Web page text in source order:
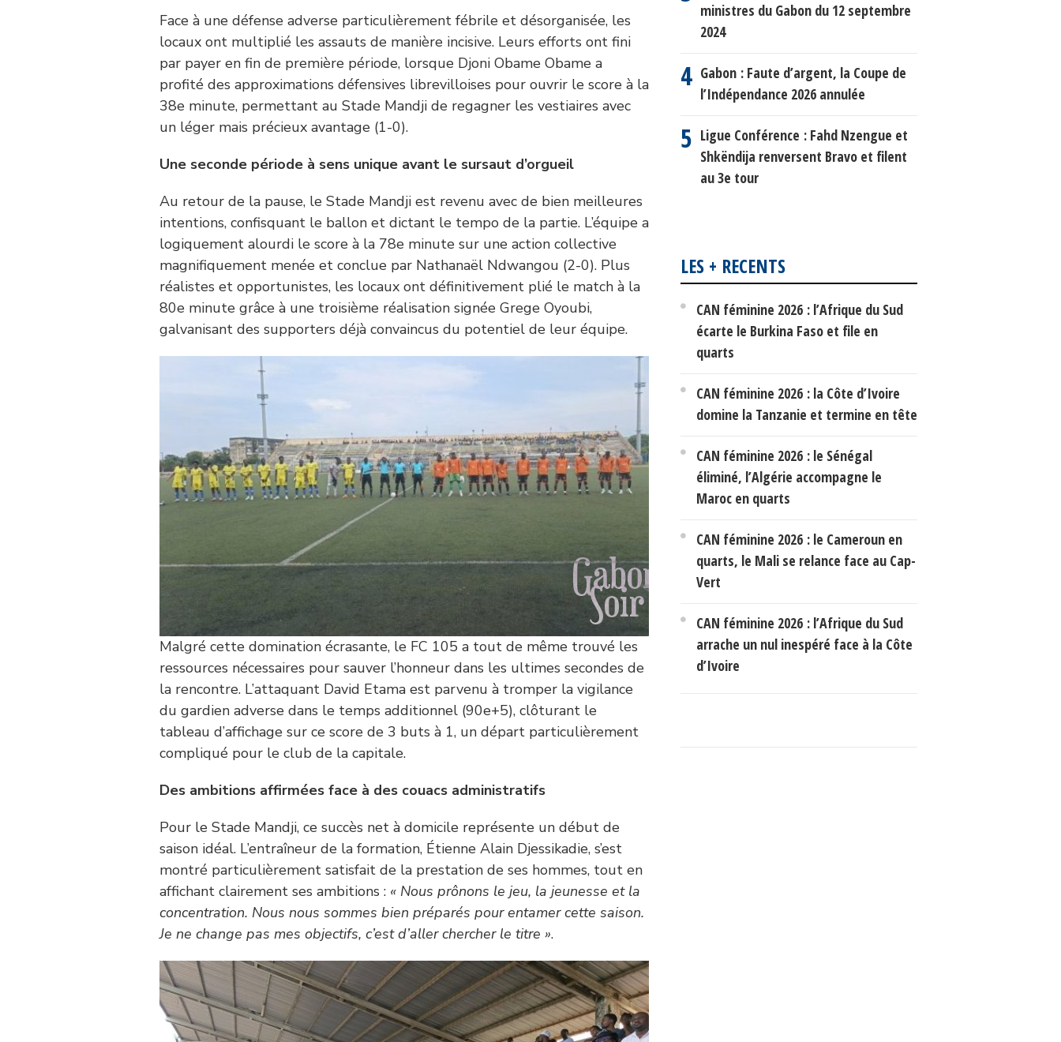
Face à une défense adverse particulièrement fébrile et désorganisée, les
locaux ont multiplié les assauts de manière incisive. Leurs efforts ont fini
par payer en fin de première période, lorsque Djoni Obame Obame a
profité des approximations défensives librevilloises pour ouvrir le score à la
38e minute, permettant au Stade Mandji de regagner les vestiaires avec
un léger mais précieux avantage (1-0).
Une seconde période à sens unique avant le sursaut d’orgueil
Au retour de la pause, le Stade Mandji est revenu avec de bien meilleures
intentions, confisquant le ballon et dictant le tempo de la partie. L’équipe a
logiquement alourdi le score à la 78e minute sur une action collective
magnifiquement menée et conclue par Nathanaël Ndwangou (2-0). Plus
réalistes et opportunistes, les locaux ont définitivement plié le match à la
80e minute grâce à une troisième réalisation signée Grege Oyoubi,
galvanisant des supporters déjà convaincus du potentiel de leur équipe.
Malgré cette domination écrasante, le FC 105 a tout de même trouvé les
ressources nécessaires pour sauver l’honneur dans les ultimes secondes de
la rencontre. L’attaquant David Etama est parvenu à tromper la vigilance
du gardien adverse dans le temps additionnel (90e+5), clôturant le
tableau d’affichage sur ce score de 3 buts à 1, un départ particulièrement
compliqué pour le club de la capitale.
Des ambitions affirmées face à des couacs administratifs
Pour le Stade Mandji, ce succès net à domicile représente un début de
saison idéal. L’entraîneur de la formation, Étienne Alain Djessikadie, s’est
montré particulièrement satisfait de la prestation de ses hommes, tout en
affichant clairement ses ambitions : « Nous prônons le jeu, la jeunesse et la
concentration. Nous nous sommes bien préparés pour entamer cette saison.
Je ne change pas mes objectifs, c’est d’aller chercher le titre ».
ministres du Gabon du 12 septembre
2024
Gabon : Faute d’argent, la Coupe de
l’Indépendance 2026 annulée
Ligue Conférence : Fahd Nzengue et
Shkëndija renversent Bravo et filent
au 3e tour
LES + RECENTS
CAN féminine 2026 : l’Afrique du Sud
écarte le Burkina Faso et file en
quarts
CAN féminine 2026 : la Côte d’Ivoire
domine la Tanzanie et termine en tête
CAN féminine 2026 : le Sénégal
éliminé, l’Algérie accompagne le
Maroc en quarts
CAN féminine 2026 : le Cameroun en
quarts, le Mali se relance face au Cap-
Vert
CAN féminine 2026 : l’Afrique du Sud
arrache un nul inespéré face à la Côte
d’Ivoire